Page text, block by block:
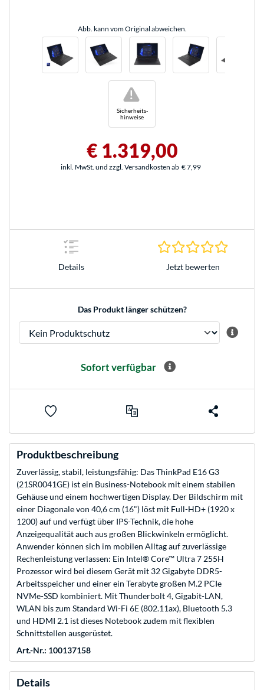
Abb. kann vom Original abweichen.
Sicherheits-
hinweise
!
€ 1.319,00
inkl. MwSt. und zzgl. Versandkosten ab € 7,99
Details Jetzt bewerten
Das Produkt länger schützen?
Sofort verfügbar
Produktbeschreibung
Zuverlässig, stabil, leistungsfähig: Das ThinkPad E16 G3
(21SR0041GE) ist ein Business-Notebook mit einem stabilen
Gehäuse und einem hochwertigen Display. Der Bildschirm mit
einer Diagonale von 40,6 cm (16") löst mit Full-HD+ (1920 x
1200) auf und verfügt über IPS-Technik, die hohe
Anzeigequalität auch aus großen Blickwinkeln ermöglicht.
Anwender können sich im mobilen Alltag auf zuverlässige
Rechenleistung verlassen: Ein Intel® Core™ Ultra 7 255H
Prozessor wird bei diesem Gerät mit 32 Gigabyte DDR5-
Arbeitsspeicher und einer ein Terabyte großen M.2 PCIe
NVMe-SSD kombiniert. Mit Thunderbolt 4, Gigabit-LAN,
WLAN bis zum Standard Wi-Fi 6E (802.11ax), Bluetooth 5.3
und HDMI 2.1 ist dieses Notebook zudem mit flexiblen
Schnittstellen ausgerüstet.
Art.-Nr.: 100137158
Details